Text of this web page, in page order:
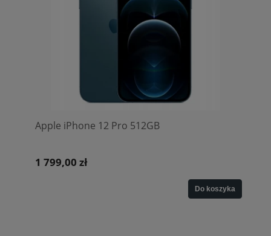
Apple iPhone 12 Pro 512GB
1 799,00 zł
Do koszyka